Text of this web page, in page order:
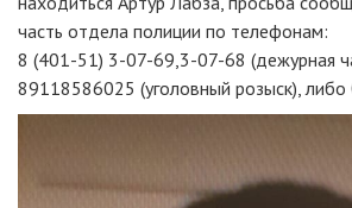
часть отдела полиции по телефонам:
8 (401-51) 3-07-69,3-07-68 (дежурная
89118586025 (уголовный розыск), либо